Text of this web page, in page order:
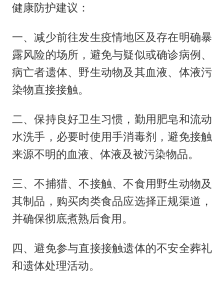
健康防护建议：
一、减少前往发生疫情地区及存在明确暴
露风险的场所，避免与疑似或确诊病例、
病亡者遗体、野生动物及其血液、体液污
染物直接接触。
二、保持良好卫生习惯，勤用肥皂和流动
水洗手，必要时使用手消毒剂，避免接触
来源不明的血液、体液及被污染物品。
三、不捕猎、不接触、不食用野生动物及
其制品，购买肉类食品应选择正规渠道，
并确保彻底煮熟后食用。
四、避免参与直接接触遗体的不安全葬礼
和遗体处理活动。